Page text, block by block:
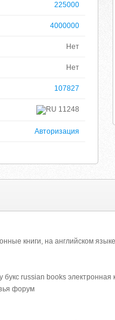
225000
4000000
Нет
Нет
107827
11248
Авторизация
книги, на английском
букс russian books
форум